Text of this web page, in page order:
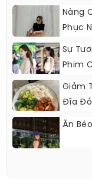
Nàng
Phục
Sự
Phim
Giảm
Đĩa Đồ
Ăn